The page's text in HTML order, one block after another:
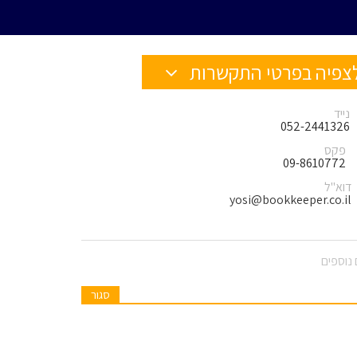
בפרטי התקשרות
נייד
052-2441326
פקס
09-8610772
דוא"ל
yosi@bookkeeper.co.il
סגור